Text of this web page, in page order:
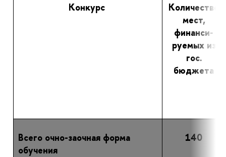
Конкурс
Количество
мест,
финанси-
руемых из
гос.
бюджета
Всего очно-заочная форма
обучения
140